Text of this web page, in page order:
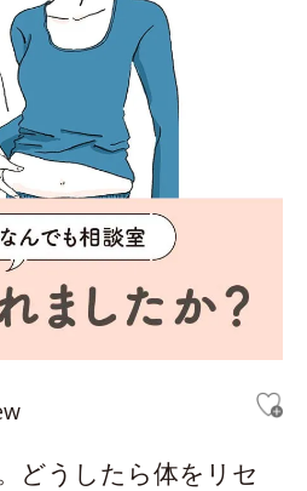
どうしたら体をリセ